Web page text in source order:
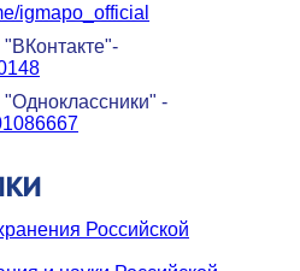
igmapo_official
-